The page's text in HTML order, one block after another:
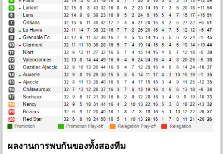
ผลงานการพบกันของทั้งสองทีม